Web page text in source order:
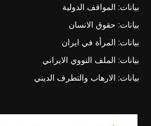
بيانات: المواقف الدولية
بيانات: حقوق الانسان
بيانات: المرأة في ايران
بيانات: الملف النووي الايراني
بيانات: الارهاب والتطرف الديني